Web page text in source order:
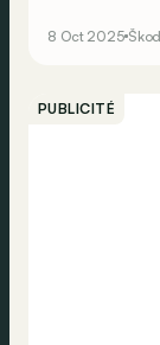
rapide de la
de ses
8 Oct 2025
PUBLICITÉ